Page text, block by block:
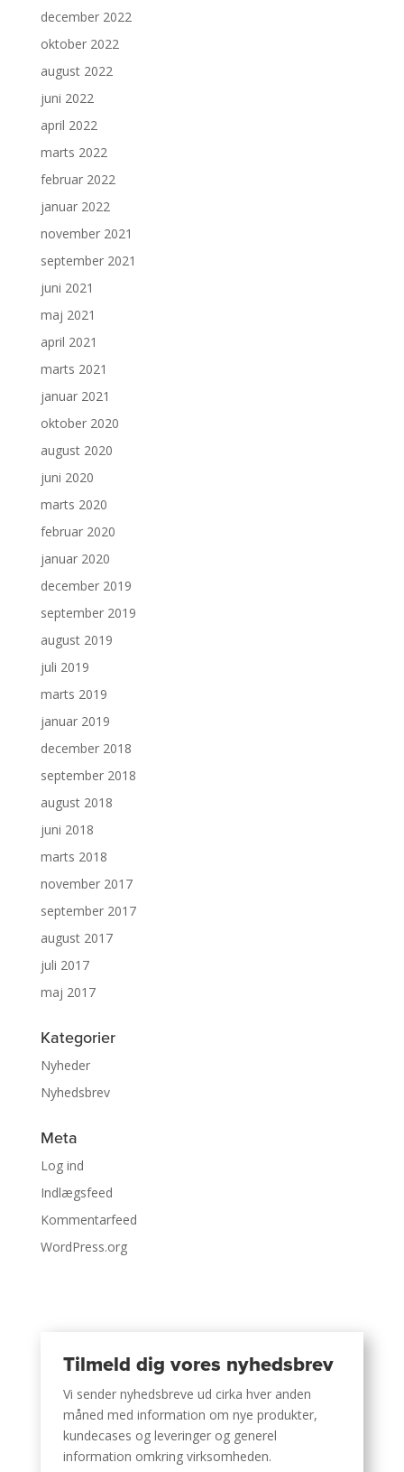
december 2022
oktober 2022
august 2022
juni 2022
april 2022
marts 2022
februar 2022
januar 2022
november 2021
september 2021
juni 2021
maj 2021
april 2021
marts 2021
januar 2021
oktober 2020
august 2020
juni 2020
marts 2020
februar 2020
januar 2020
december 2019
september 2019
august 2019
juli 2019
marts 2019
januar 2019
december 2018
september 2018
august 2018
juni 2018
marts 2018
november 2017
september 2017
august 2017
juli 2017
maj 2017
Kategorier
Nyheder
Nyhedsbrev
Meta
Log ind
Indlægsfeed
Kommentarfeed
WordPress.org
Tilmeld dig vores nyhedsbrev
Vi sender nyhedsbreve ud cirka hver anden
måned med information om nye produkter,
kundecases og leveringer og generel
information omkring virksomheden.